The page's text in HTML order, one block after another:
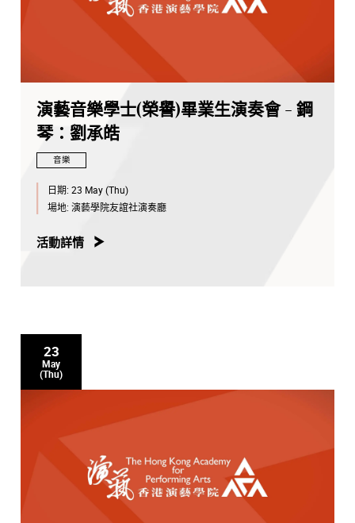
演藝音樂學士(榮譽)畢業生演奏會 - 鋼
琴：劉承皓
音樂
日期: 23 May (Thu)
場地: 演藝學院友誼社演奏廳
活動詳情
23
May
(Thu)